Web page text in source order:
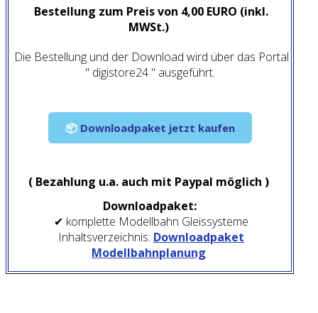
Bestellung zum Preis von 4,00 EURO (inkl.
MWSt.)
Die Bestellung und der Download wird über das Portal
" digistore24 " ausgeführt.
📦Downloadpaket jetzt kaufen
( Bezahlung u.a. auch mit Paypal möglich )
Downloadpaket:
✔ komplette Modellbahn Gleissysteme
Inhaltsverzeichnis: Downloadpaket
Modellbahnplanung